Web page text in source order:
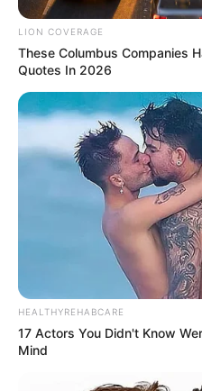
รวมวิธีกำจัดไขมันที่ได้รับคว
LUMETHINK.COM
แ
LION COVERAGE
These Columbus Companies
Quotes In 2026
HEALTHYREHABCARE
17 Actors You Didn't Know
Mind